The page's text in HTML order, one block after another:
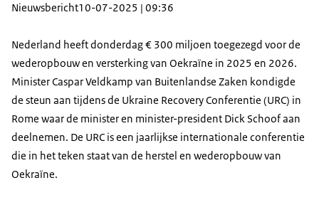
Nieuwsbericht10-07-2025 | 09:36
Nederland heeft donderdag € 300 miljoen toegezegd voor de
wederopbouw en versterking van Oekraïne in 2025 en 2026.
Minister Caspar Veldkamp van Buitenlandse Zaken kondigde
de steun aan tijdens de Ukraine Recovery Conferentie (URC) in
Rome waar de minister en minister-president Dick Schoof aan
deelnemen. De URC is een jaarlijkse internationale conferentie
die in het teken staat van de herstel en wederopbouw van
Oekraïne.